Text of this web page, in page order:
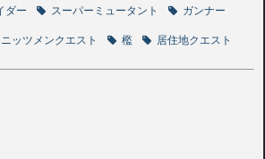
ダー スーパーミュータント
ガンナー
ニッツメンクエスト 檻 居住地クエスト